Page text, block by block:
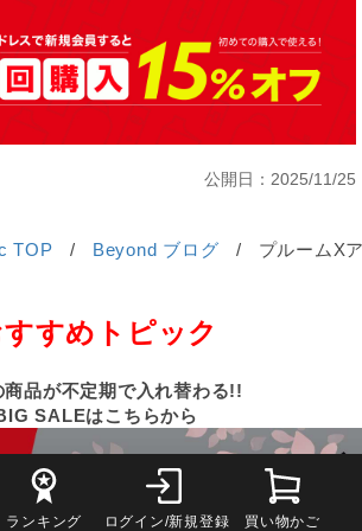
ランキング ログイン/新規登録 買い物かご
公開日：2025/11/25
TOP / Beyond ブログ / プルームX
すめトピック
商品が不定期で入れ替わる!!
SALEはこちらから